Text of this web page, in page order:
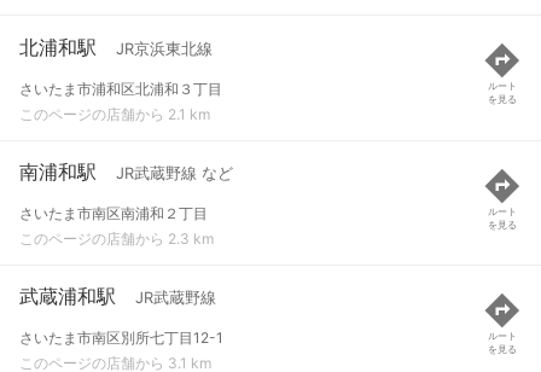
北浦和駅 JR京浜東北線
さいたま市浦和区北浦和３丁目
このページの店舗から 2.1 km
ルート
を見る
南浦和駅 JR武蔵野線 など
さいたま市南区南浦和２丁目
このページの店舗から 2.3 km
ルート
を見る
武蔵浦和駅 JR武蔵野線
さいたま市南区別所七丁目12-1
このページの店舗から 3.1 km
ルート
を見る